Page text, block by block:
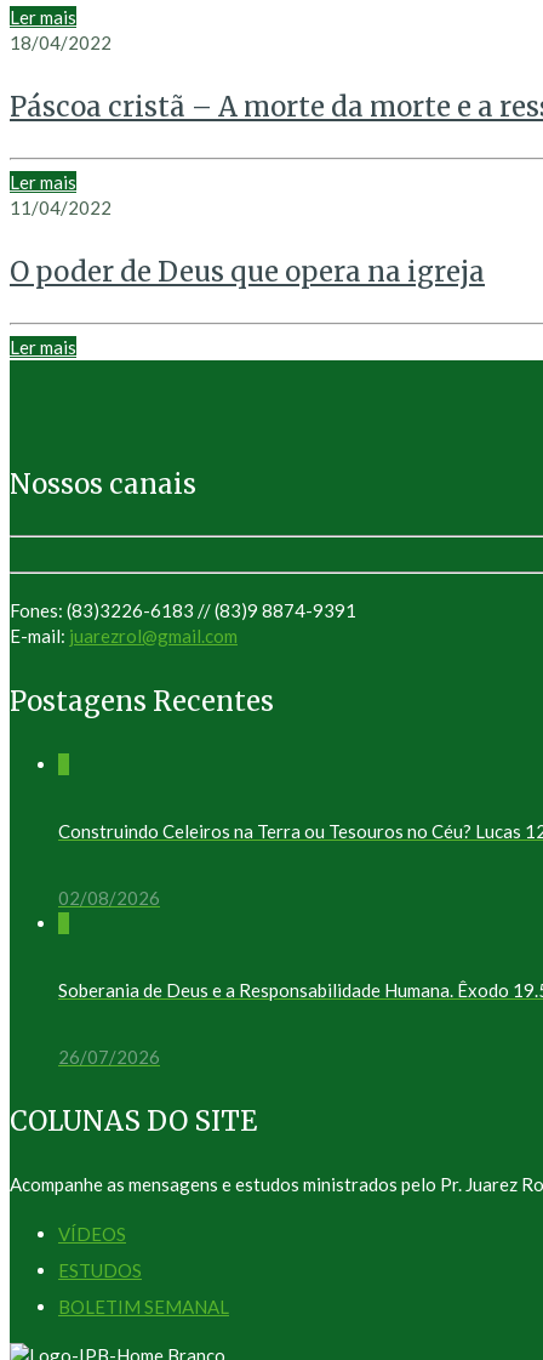
Ler mais
18/04/2022
Páscoa cristã – A morte da morte e a
Ler mais
11/04/2022
O poder de Deus que opera na igreja
Ler mais
Nossos canais
Fones: (83)3226-6183 // (83)9 8874-9391
E-mail: juarezrol@gmail.com
Postagens Recentes
Construindo Celeiros na Terra ou Tesouros no Céu? Lucas
02/08/2026
Soberania de Deus e a Responsabilidade Humana. Êxodo
26/07/2026
COLUNAS DO SITE
Acompanhe as mensagens e estudos ministrados pelo Pr. Juarez
VÍDEOS
ESTUDOS
BOLETIM SEMANAL